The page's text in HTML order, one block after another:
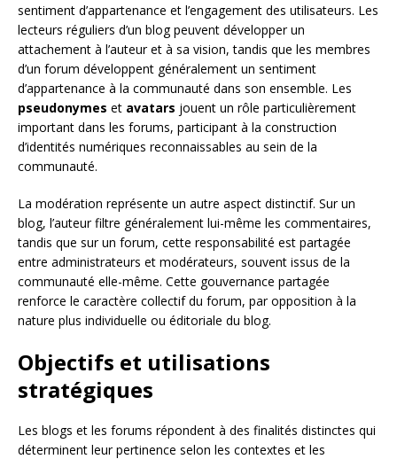
sentiment d’appartenance et l’engagement des utilisateurs. Les
lecteurs réguliers d’un blog peuvent développer un
attachement à l’auteur et à sa vision, tandis que les membres
d’un forum développent généralement un sentiment
d’appartenance à la communauté dans son ensemble. Les
pseudonymes et avatars jouent un rôle particulièrement
important dans les forums, participant à la construction
d’identités numériques reconnaissables au sein de la
communauté.
La modération représente un autre aspect distinctif. Sur un
blog, l’auteur filtre généralement lui-même les commentaires,
tandis que sur un forum, cette responsabilité est partagée
entre administrateurs et modérateurs, souvent issus de la
communauté elle-même. Cette gouvernance partagée
renforce le caractère collectif du forum, par opposition à la
nature plus individuelle ou éditoriale du blog.
Objectifs et utilisations
stratégiques
Les blogs et les forums répondent à des finalités distinctes qui
déterminent leur pertinence selon les contextes et les